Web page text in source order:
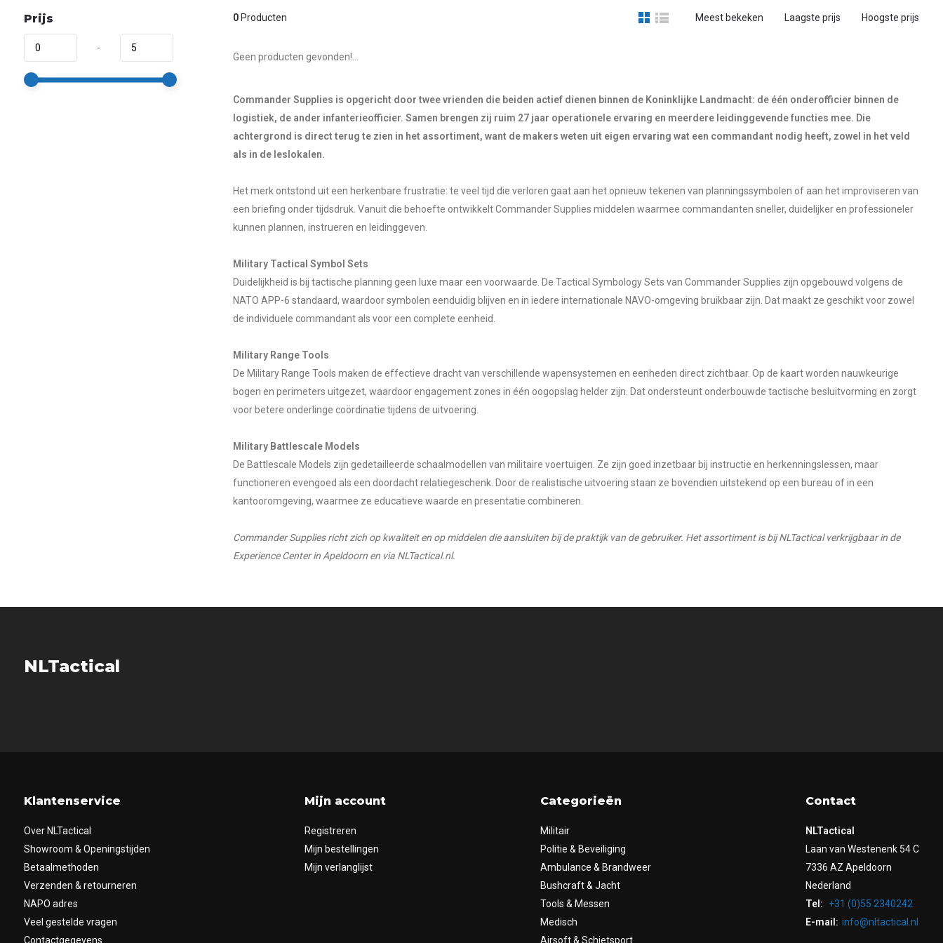
Prijs
-
0Producten Meest bekeken Laagste prijs Hoogste prijs
Geen producten gevonden!...
Commander Supplies is opgericht door twee vrienden die beiden actief dienen binnen de Koninklijke Landmacht: de één onderofficier binnen de
logistiek, de ander infanterieofficier. Samen brengen zij ruim 27 jaar operationele ervaring en meerdere leidinggevende functies mee. Die
achtergrond is direct terug te zien in het assortiment, want de makers weten uit eigen ervaring wat een commandant nodig heeft, zowel in het veld
als in de leslokalen.
Het merk ontstond uit een herkenbare frustratie: te veel tijd die verloren gaat aan het opnieuw tekenen van planningssymbolen of aan het improviseren van
een briefing onder tijdsdruk. Vanuit die behoefte ontwikkelt Commander Supplies middelen waarmee commandanten sneller, duidelijker en professioneler
kunnen plannen, instrueren en leidinggeven.
Military Tactical Symbol Sets
Duidelijkheid is bij tactische planning geen luxe maar een voorwaarde. De Tactical Symbology Sets van Commander Supplies zijn opgebouwd volgens de
NATO APP-6 standaard, waardoor symbolen eenduidig blijven en in iedere internationale NAVO-omgeving bruikbaar zijn. Dat maakt ze geschikt voor zowel
de individuele commandant als voor een complete eenheid.
Military Range Tools
De Military Range Tools maken de effectieve dracht van verschillende wapensystemen en eenheden direct zichtbaar. Op de kaart worden nauwkeurige
bogen en perimeters uitgezet, waardoor engagement zones in één oogopslag helder zijn. Dat ondersteunt onderbouwde tactische besluitvorming en zorgt
voor betere onderlinge coördinatie tijdens de uitvoering.
Military Battlescale Models
De Battlescale Models zijn gedetailleerde schaalmodellen van militaire voertuigen. Ze zijn goed inzetbaar bij instructie en herkenningslessen, maar
functioneren evengoed als een doordacht relatiegeschenk. Door de realistische uitvoering staan ze bovendien uitstekend op een bureau of in een
kantooromgeving, waarmee ze educatieve waarde en presentatie combineren.
Commander Supplies richt zich op kwaliteit en op middelen die aansluiten bij de praktijk van de gebruiker. Het assortiment is bij NLTactical verkrijgbaar in de
Experience Center in Apeldoorn en via NLTactical.nl.
NLTactical
Klantenservice
Over NLTactical
Showroom & Openingstijden
Betaalmethoden
Verzenden & retourneren
NAPO adres
Veel gestelde vragen
Contactgegevens
Mijn account
Registreren
Mijn bestellingen
Mijn verlanglijst
Categorieën
Militair
Politie & Beveiliging
Ambulance & Brandweer
Bushcraft & Jacht
Tools & Messen
Medisch
Airsoft & Schietsport
Contact
NLTactical
Laan van Westenenk 54 C
7336 AZ Apeldoorn
Nederland
Tel:
+31 (0)55 2340242
E-mail: info@nltactical.nl